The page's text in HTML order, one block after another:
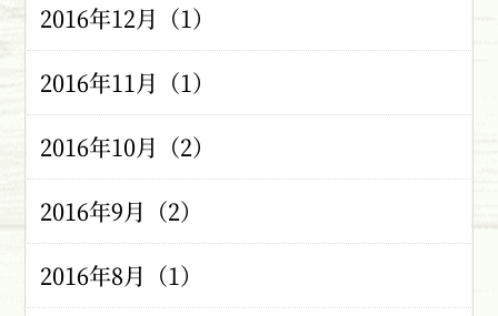
2016年12月（1）
2016年11月（1）
2016年10月（2）
2016年9月（2）
2016年8月（1）